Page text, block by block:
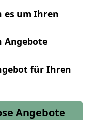
es um Ihren
Angebote
für Ihren
Angebote